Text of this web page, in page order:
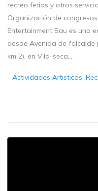
recreo ferias y otros
Organización de
Entertainment Sau es una
desde Avenida de
km 2), en Vila-seca,...
Actividades Artisticas,